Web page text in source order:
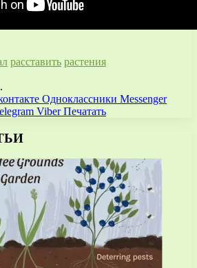
расставить растения
Одноклассники Messenger
Viber Печатать